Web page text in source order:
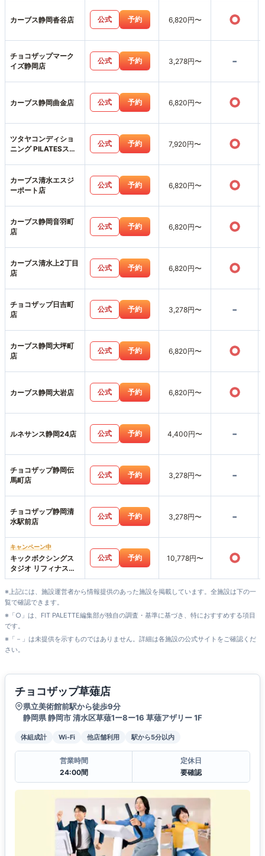
カーブス静岡沓谷店 公式 予約 6,820円〜 ○
チョコザップマーク
イズ静岡店
公式 予約 3,278円〜 -
カーブス静岡曲金店 公式 予約 6,820円〜 ○
ツタヤコンディショ
ニング PILATESスポ
公式 予約 7,920円〜 ○
カーブス清水エスジ
ーポート店
公式 予約 6,820円〜 ○
カーブス静岡音羽町
店
公式 予約 6,820円〜 ○
カーブス清水上2丁目
店
公式 予約 6,820円〜 ○
チョコザップ日吉町
店
公式 予約 3,278円〜 -
カーブス静岡大坪町
店
公式 予約 6,820円〜 ○
カーブス静岡大岩店 公式 予約 6,820円〜 ○
ルネサンス静岡24店 公式 予約 4,400円〜 -
チョコザップ静岡伝
馬町店
公式 予約 3,278円〜 -
チョコザップ静岡清
水駅前店
公式 予約 3,278円〜 -
キャンペーン中
キックボクシングス
タジオ リフィナス静
岡店
公式 予約 10,778円〜 ○
※上記には、施設運営者から情報提供のあった施設を掲載しています。全施設は下の一
覧で確認できます。
※「○」は、FIT PALETTE編集部が独自の調査・基準に基づき、特におすすめする項目
です。
※「－」は未提供を示すものではありません。詳細は各施設の公式サイトをご確認くだ
さい。
チョコザップ草薙店
県立美術館前駅から徒歩9分
静岡県 静岡市 清水区草薙1ー8ー16 草薙アザリー 1F
体組成計 Wi-Fi 他店舗利用 駅から5分以内
営業時間
24:00間
定休日
要確認